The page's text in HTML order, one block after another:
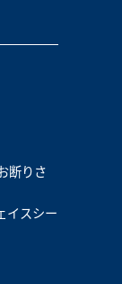
断りさ
イスシー